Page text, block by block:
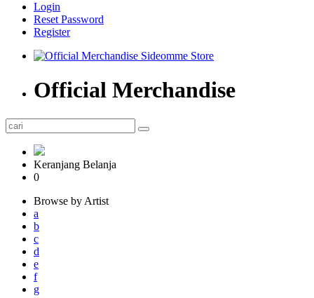
Login
Reset Password
Register
Official Merchandise
Keranjang Belanja
0
Browse by Artist
a
b
c
d
e
f
g